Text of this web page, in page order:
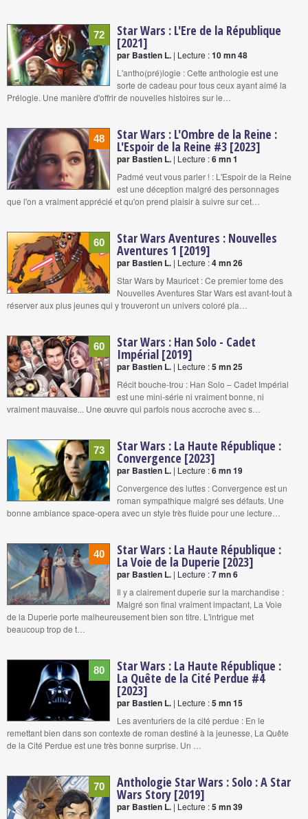
72 Star Wars : L'Ere de la République
[2021]
par Bastien L. | Lecture :10 mn 48
L'antho(pré)logie : Cette anthologie est une
sorte de cadeau pour tous ceux ayant aimé la
Prélogie. Une manière d'offrir de nouvelles histoires sur le…
48 Star Wars : L'Ombre de la Reine :
L'Espoir de la Reine #3 [2023]
par Bastien L. | Lecture :6 mn 1
Padmé veut vous parler ! : L'Espoir de la Reine
est une déception malgré des personnages
que l'on a vraiment apprécié et qu'on prend plaisir à suivre sur cet…
60 Star Wars Aventures : Nouvelles
Aventures 1 [2019]
par Bastien L. | Lecture :4 mn 26
Star Wars by Mauricet : Ce premier tome des
Nouvelles Aventures Star Wars est avant-tout à
réserver aux plus jeunes qui y trouveront un univers coloré pla…
60 Star Wars : Han Solo - Cadet
Impérial [2019]
par Bastien L. | Lecture :5 mn 25
Récit bouche-trou : Han Solo – Cadet Impérial
est une mini-série ni vraiment bonne, ni
vraiment mauvaise... Une œuvre qui parfois nous accroche avec s…
73 Star Wars : La Haute République :
Convergence [2023]
par Bastien L. | Lecture :6 mn 19
Convergence des luttes : Convergence est un
roman sympathique malgré ses défauts. Une
bonne ambiance space-opera avec un style très fluide pour une lecture…
40 Star Wars : La Haute République :
La Voie de la Duperie [2023]
par Bastien L. | Lecture :7 mn 6
Il y a clairement duperie sur la marchandise :
Malgré son final vraiment impactant, La Voie
de la Duperie porte malheureusement bien son titre. L'intrigue met
beaucoup trop de t…
80 Star Wars : La Haute République :
La Quête de la Cité Perdue #4
[2023]
par Bastien L. | Lecture :5 mn 15
Les aventuriers de la cité perdue : En le
remettant bien dans son contexte de roman destiné à la jeunesse, La Quête
de la Cité Perdue est une très bonne surprise. Un …
70 Anthologie Star Wars : Solo : A Star
Wars Story [2019]
par Bastien L. | Lecture :5 mn 39